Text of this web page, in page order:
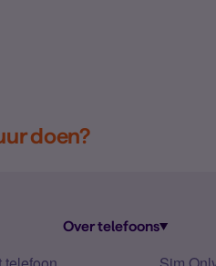
doen?
Over telefoons